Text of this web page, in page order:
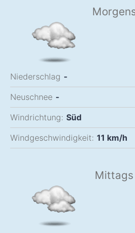
Niederschlag -
Neuschnee -
Windrichtung: Süd
Windgeschwindigkeit: 11 km/h
Mittags